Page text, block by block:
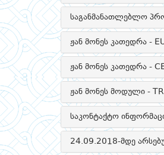
საგანმანათლებლო
ჟან მონეს კათედრა -
ჟან მონეს კათედრა -
ჟან მონეს მოდული -
საკონტაქტო
24.09.2018-მდე